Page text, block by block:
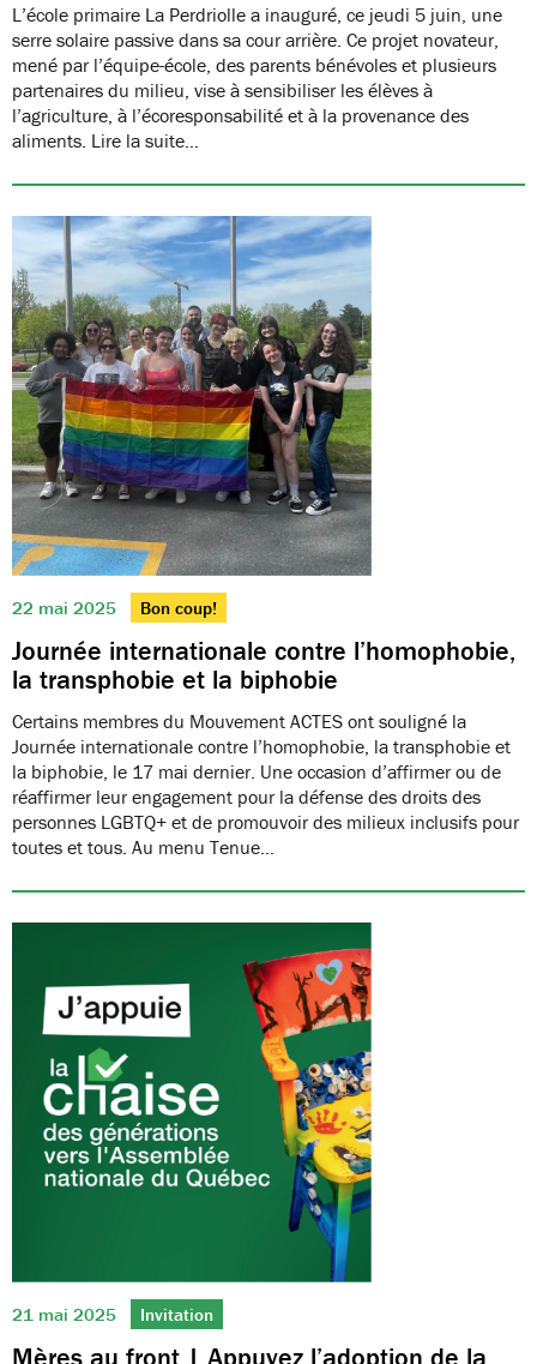
L’école primaire La Perdriolle a inauguré, ce jeudi 5 juin, une
serre solaire passive dans sa cour arrière. Ce projet novateur,
mené par l’équipe-école, des parents bénévoles et plusieurs
partenaires du milieu, vise à sensibiliser les élèves à
l’agriculture, à l’écoresponsabilité et à la provenance des
aliments. Lire la suite…
22 mai 2025 Bon coup!
Journée internationale contre l’homophobie,
la transphobie et la biphobie
Certains membres du Mouvement ACTES ont souligné la
Journée internationale contre l’homophobie, la transphobie et
la biphobie, le 17 mai dernier. Une occasion d’affirmer ou de
réaffirmer leur engagement pour la défense des droits des
personnes LGBTQ+ et de promouvoir des milieux inclusifs pour
toutes et tous. Au menu Tenue…
21 mai 2025 Invitation
Mères au front | Appuyez l’adoption de la